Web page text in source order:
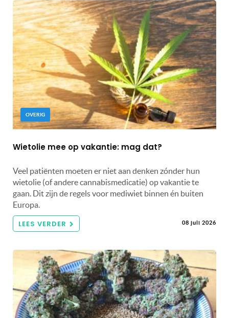
OVERIG
Wietolie mee op vakantie: mag dat?
Veel patiënten moeten er niet aan denken zónder hun
wietolie (of andere cannabismedicatie) op vakantie te
gaan. Dit zijn de regels voor mediwiet binnen én buiten
Europa.
LEES VERDER 08 juli 2026